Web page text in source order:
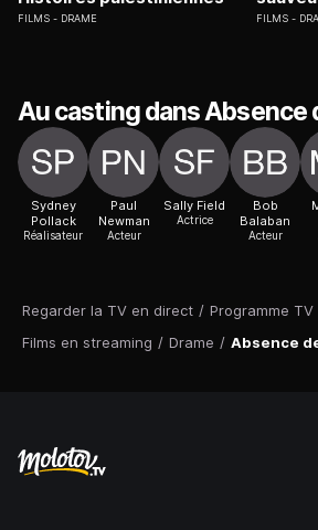
Regarder la TV en direct / Programme TV
Films en streaming / Drame / Absence
FILMS DRAME FILMS
Au casting dans Absence
Sydney
Pollack
Réalisateur
Paul
Newman
Acteur
Sally Field
Actrice
Bob
Balaban
Acteur